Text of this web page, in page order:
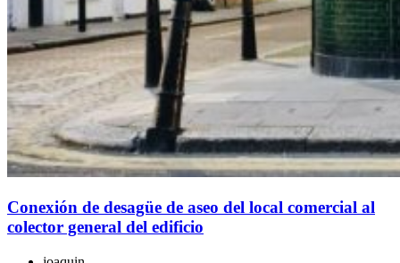
Conexión de desagüe de aseo del local comercial al
colector general del edificio